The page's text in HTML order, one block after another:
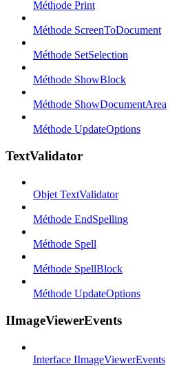
Méthode Print
Méthode ScreenToDocument
Méthode SetSelection
Méthode ShowBlock
Méthode ShowDocumentArea
Méthode UpdateOptions
TextValidator
Objet TextValidator
Méthode EndSpelling
Méthode Spell
Méthode SpellBlock
Méthode UpdateOptions
IImageViewerEvents
Interface IImageViewerEvents